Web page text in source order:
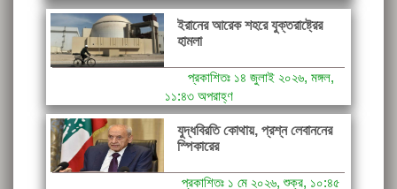
ইরানের আরেক শহরে যুক্তরাষ্ট্রের
হামলা
প্রকাশিতঃ ১৪ জুলাই ২০২৬, মঙ্গল,
১১:৪৩ অপরাহ্ণ
যুদ্ধবিরতি কোথায়, প্রশ্ন লেবাননের
স্পিকারের
প্রকাশিতঃ ১ মে ২০২৬, শুক্র, ১০:৪৫